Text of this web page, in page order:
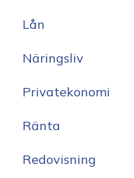
Lån
Näringsliv
Privatekonomi
Ränta
Redovisning